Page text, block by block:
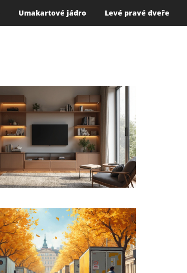
Umakartové jádro Levé pravé dveře